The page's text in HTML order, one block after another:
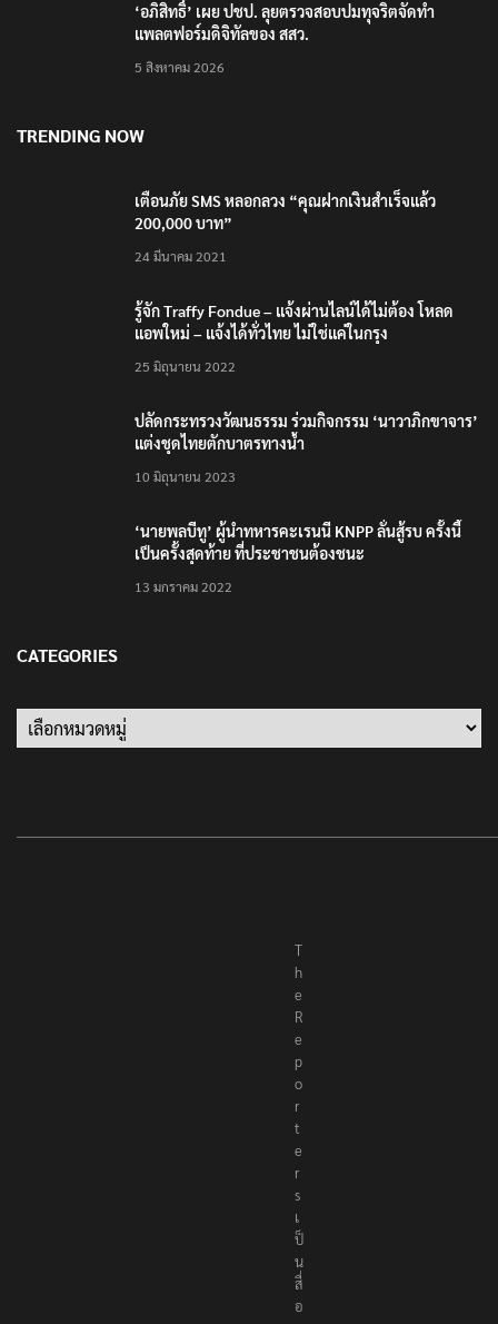
‘อภิสิทธิ์’ เผย ปชป. ลุยตรวจสอบปมทุจริตจัดทำ
แพลตฟอร์มดิจิทัลของ สสว.
5 สิงหาคม 2026
TRENDING NOW
เตือนภัย SMS หลอกลวง “คุณฝากเงินสำเร็จแล้ว
200,000 บาท”
24 มีนาคม 2021
รู้จัก Traffy Fondue – แจ้งผ่านไลน์ได้ไม่ต้อง โหลด
แอพใหม่ – แจ้งได้ทั่วไทย ไม่ใช่แค่ในกรุง
25 มิถุนายน 2022
ปลัดกระทรวงวัฒนธรรม ร่วมกิจกรรม ‘นาวาภิกขาจาร’
แต่งชุดไทยตักบาตรทางน้ำ
10 มิถุนายน 2023
‘นายพลบีทู’ ผู้นำทหารคะเรนนี KNPP ลั่นสู้รบ ครั้งนี้
เป็นครั้งสุดท้าย ที่ประชาชนต้องชนะ
13 มกราคม 2022
CATEGORIES
Categories
T
h
e
R
e
p
o
r
t
e
r
s
เ
ป็
น
สื่
อ